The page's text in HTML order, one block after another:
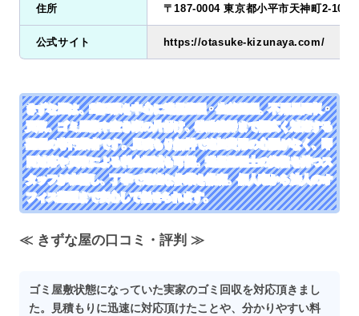
住所 〒187-0004 東京都小平市天神町2-10-
公式サイト https://otasuke-kizunaya.com/
きずな屋は、1都3県を中心に遺品整理・生前整理、不用品回収・
買取、ゴミ屋敷や空き家の片付け、特殊清掃まで幅広く対応する
整理の専門業者です。見積もり無料で追加費用の心配がなく、即
日対応や買取による料金軽減も可能。遺品整理士の資格を持つス
タッフが在籍し、丁寧で迅速な作業を徹底。個人宅から法人のオ
フィス整理まで安心して任せられます。
≪ きずな屋の口コミ・評判 ≫
ゴミ屋敷状態になっていた実家のゴミ回収を対応頂きまし
た。見積もりに迅速に対応頂けたことや、分かりやすい料